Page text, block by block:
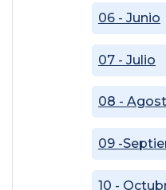
06 - Junio
07 - Julio
08 -
09 -
10 -